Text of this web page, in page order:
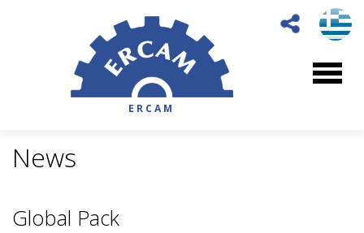
ERCAM
News
Global Pack